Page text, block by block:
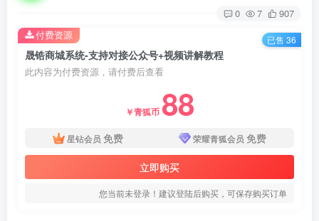
0 7 907
晟锆商城系统-支持对接公众号+视频讲解教程
此内容为付费资源，请付费后查看
￥青狐币 88
星钻会员 免费 荣耀青狐会员 免费
立即购买
您当前未登录！建议登陆后购买，可保存购买订单
付费资源 已售 36